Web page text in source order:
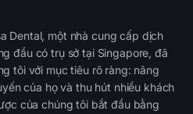
Dental, một nhà cung cấp dịch
đầu có trụ sở tại Singapore, đã
tôi với mục tiêu rõ ràng: nâng
của họ và thu hút nhiều khách
của chúng tôi bắt đầu bằng